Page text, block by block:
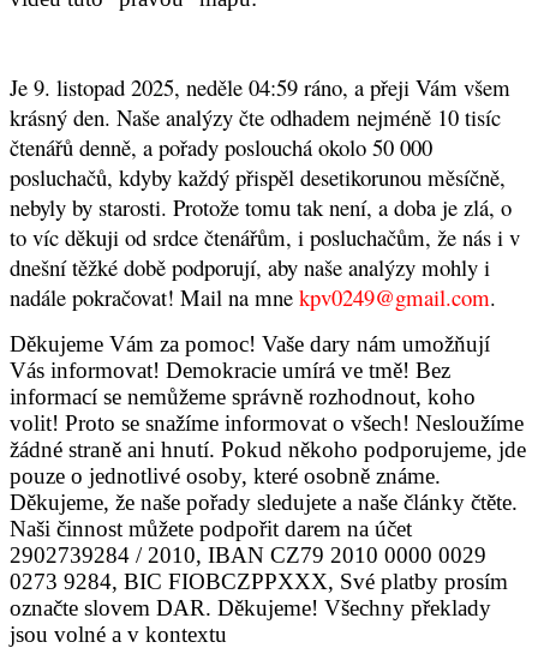
Je 9. listopad 2025, neděle 04:59 ráno, a přeji Vám všem
krásný den. Naše analýzy čte odhadem nejméně 10 tisíc
čtenářů denně, a pořady poslouchá okolo 50 000
posluchačů, kdyby každý přispěl desetikorunou měsíčně,
nebyly by starosti. Protože tomu tak není, a doba je zlá, o
to víc děkuji od srdce čtenářům, i posluchačům, že nás i v
dnešní těžké době podporují, aby naše analýzy mohly i
nadále pokračovat! Mail na mne kpv0249@gmail.com.
Děkujeme Vám za pomoc! Vaše dary nám umožňují
Vás informovat! Demokracie umírá ve tmě! Bez
informací se nemůžeme správně rozhodnout, koho
volit! Proto se snažíme informovat o všech! Nesloužíme
žádné straně ani hnutí. Pokud někoho podporujeme, jde
pouze o jednotlivé osoby, které osobně známe.
Děkujeme, že naše pořady sledujete a naše články čtěte.
Naši činnost můžete podpořit darem na účet
2902739284 / 2010, IBAN CZ79 2010 0000 0029
0273 9284, BIC FIOBCZPPXXX, Své platby prosím
označte slovem DAR. Děkujeme! Všechny překlady
jsou volné a v kontextu